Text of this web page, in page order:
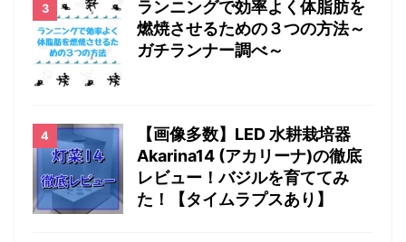
ランニングで効率よく体脂肪を
燃焼させるための３つの方法～
ガチランナー調べ～
【画像多数】LED 水耕栽培器
Akarina14 (アカリーナ)の徹底
レビュー！バジルを育ててみ
た！【タイムラプスあり】